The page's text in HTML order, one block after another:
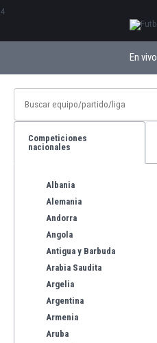
En vivo
Competiciones
nacionales
Albania
Alemania
Andorra
Angola
Antigua y Barbuda
Arabia Saudita
Argelia
Argentina
Armenia
Aruba